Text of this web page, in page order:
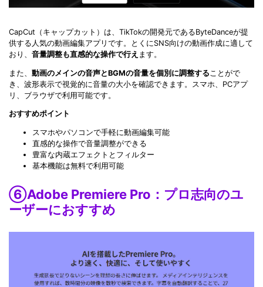
CapCut（キャップカット）は、TikTokの開発元であるByteDanceが提
供する人気の動画編集アプリです。とくにSNS向けの動画作成に適して
おり、 音量調整も直感的な操作で行え ます。
また、 動画のメインの音声とBGMの音量を個別に調整する ことがで
き、波形表示で視覚的に音量の大小を確認できます。スマホ、PCアプ
リ、ブラウザで利用可能です。
おすすめポイント
スマホやパソコンで手軽に動画編集可能
直感的な操作で音量調整ができる
豊富な内蔵エフェクトとフィルター
基本機能は無料で利用可能
⑥Adobe Premiere Pro：プロ志向のユ
ーザーにおすすめ